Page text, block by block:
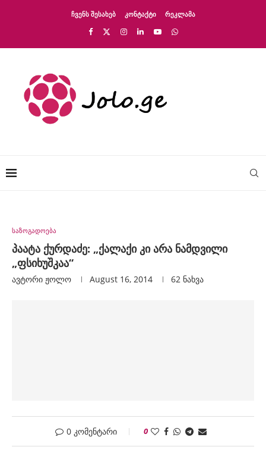
ᲩᲕᲔᲜᲡ ᲨᲔᲡᲐᲮᲔᲑ ᲙᲝᲜᲢᲐᲥᲢᲘ ᲠᲔᲙᲚᲐᲛᲐ
საზოგადოება
პაატა ქურდაძე: „ქალაქი კი არა ნამდვილი
„ფსიხუშკაა“
ავტორი Ჟოლო August 16, 2014 62 ნახვა
0 კომენტარი 0